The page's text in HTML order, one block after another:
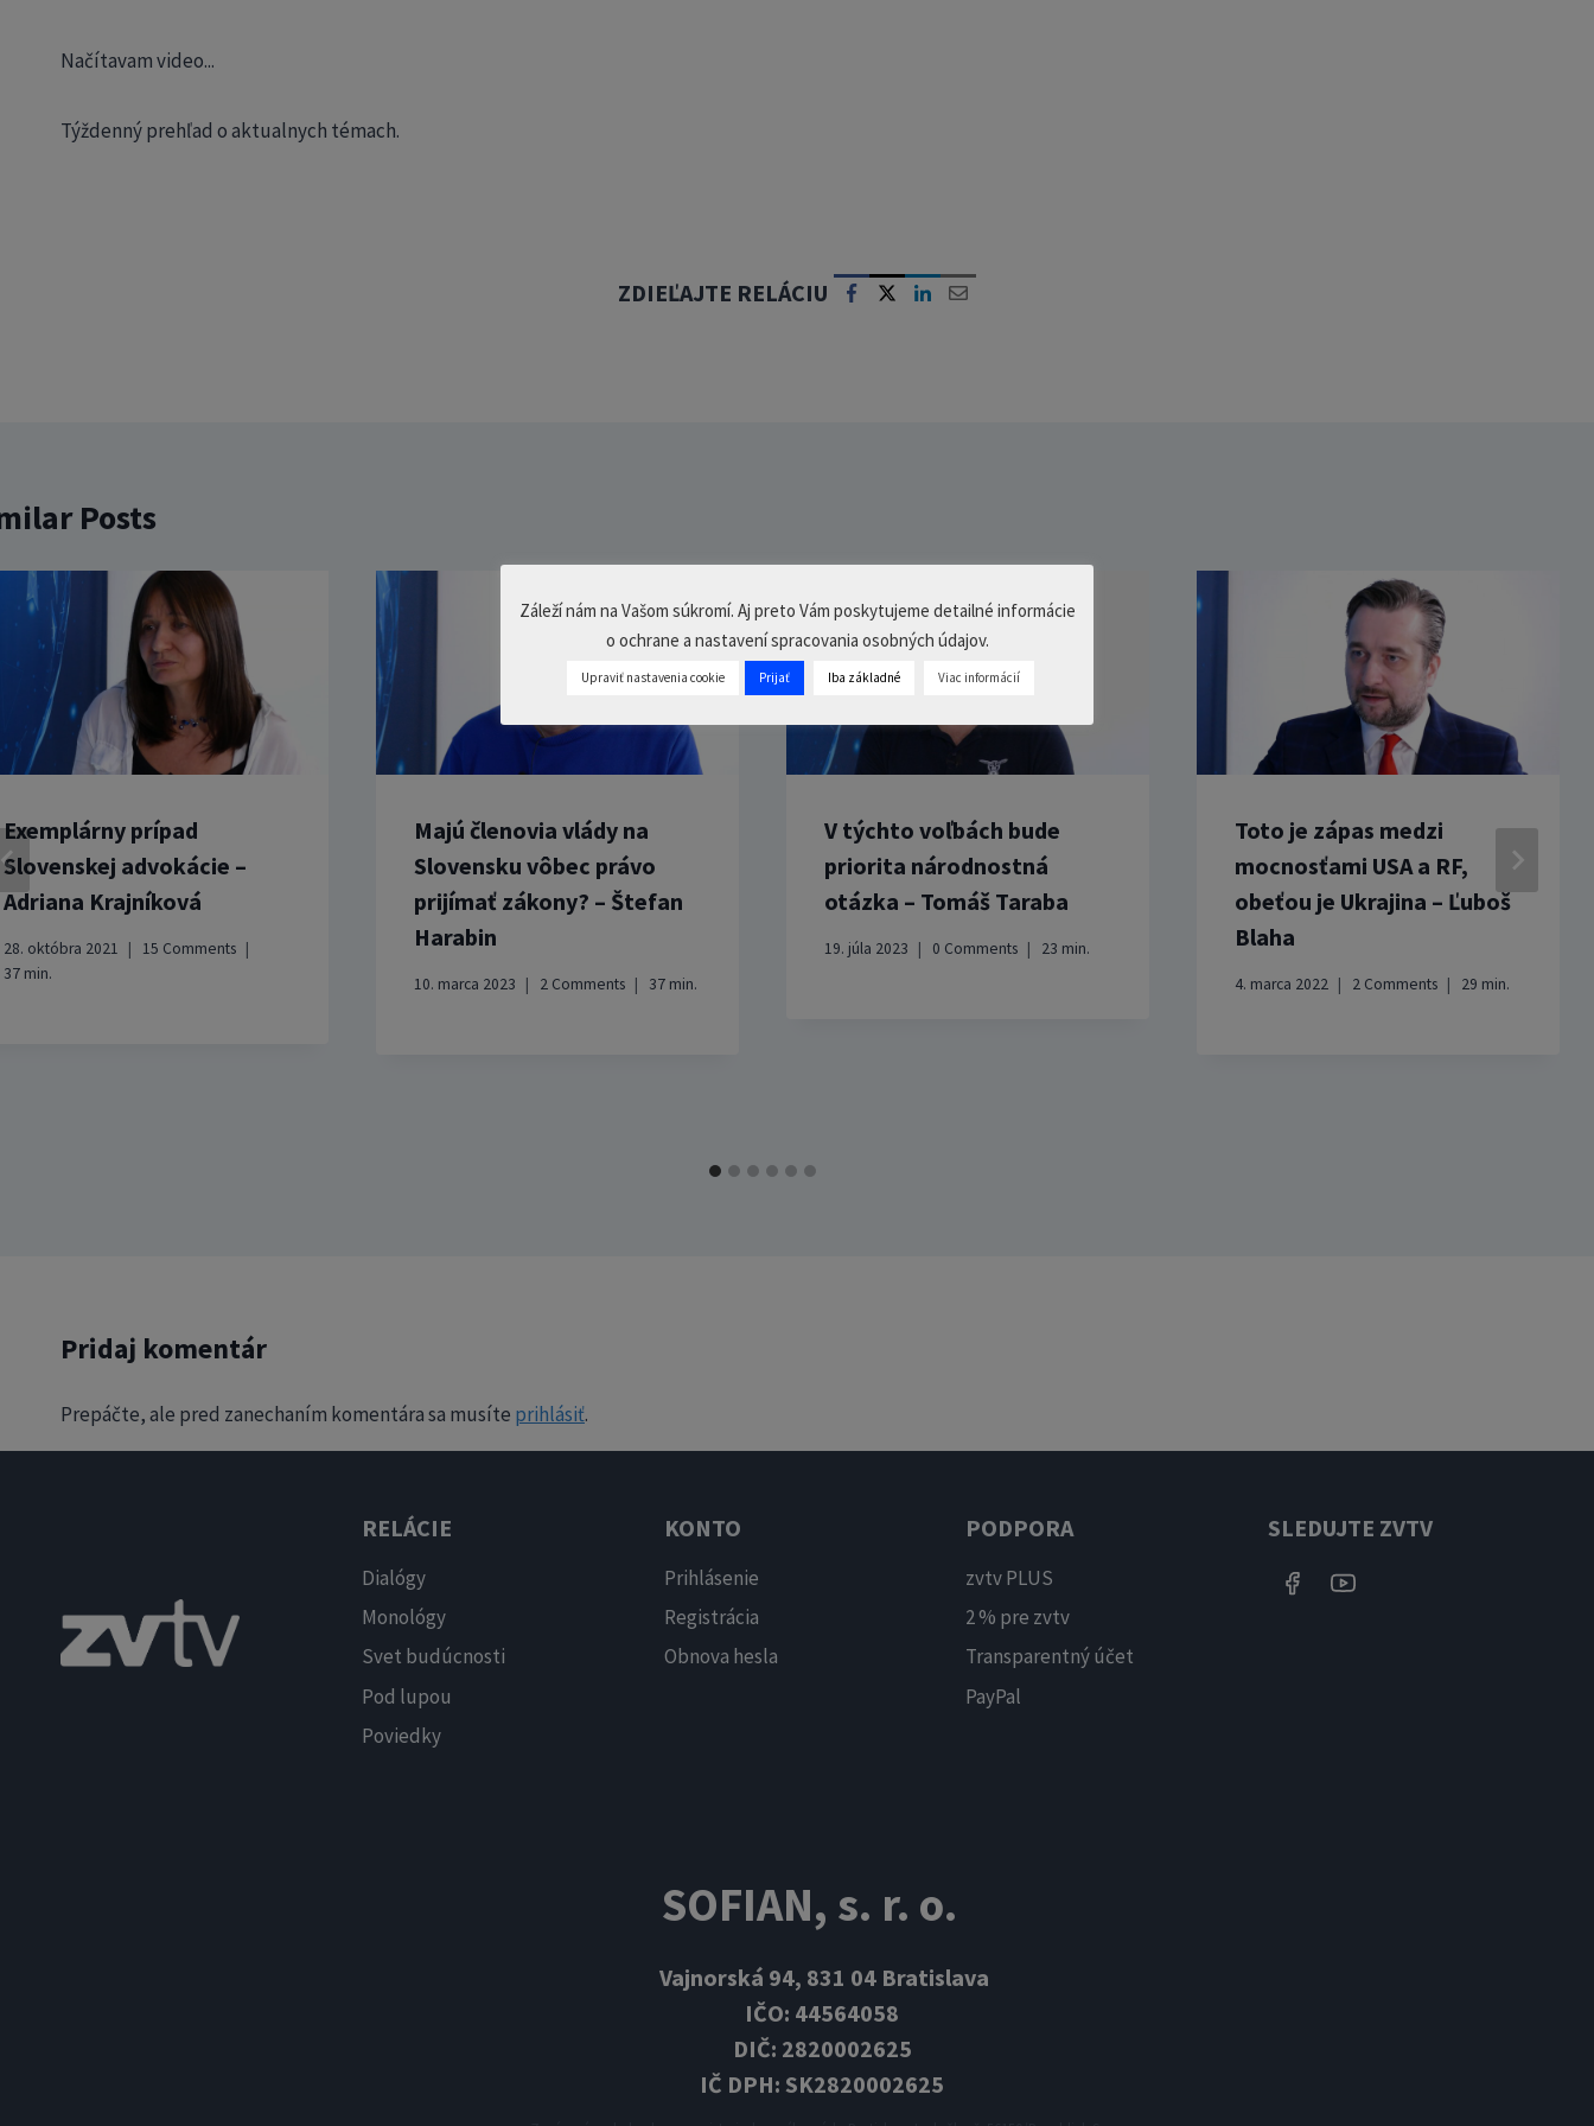
Načítavam video...
Týždenný prehľad o aktualnych témach.
ZDIEĽAJTE RELÁCIU
Posts
Exemplárny prípad
Slovenskej advokácie –
Adriana Krajníková
28. októbra 2021
15 Comments
37 min.
Majú členovia vlády na
Slovensku vôbec právo
prijímať zákony? – Štefan
Harabin
10. marca 2023 2 Comments 37 min.
V týchto voľbách bude
priorita národnostná
otázka – Tomáš Taraba
19. júla 2023 0 Comments 23 min.
Toto je zápas medzi
mocnosťami USA a RF,
obeťou je Ukrajina – Ľuboš
Blaha
4. marca 2022 2 Comments 29 min.
Pridaj komentár
Prepáčte, ale pred zanechaním komentára sa musíte prihlásiť.
RELÁCIE
Dialógy
Monológy
Svet budúcnosti
Pod lupou
Poviedky
KONTO
Prihlásenie
Registrácia
Obnova hesla
PODPORA
zvtv PLUS
2 % pre zvtv
Transparentný účet
PayPal
SLEDUJTE ZVTV
SOFIAN, s. r. o.
Vajnorská 94, 831 04 Bratislava
IČO: 44564058
DIČ: 2820002625
IČ DPH: SK2820002625
Záleží nám na Vašom súkromí. Aj preto Vám poskytujeme detailné informácie
o ochrane a nastavení spracovania osobných údajov.
Upraviť nastavenia cookie Prijať Iba základné Viac informácií